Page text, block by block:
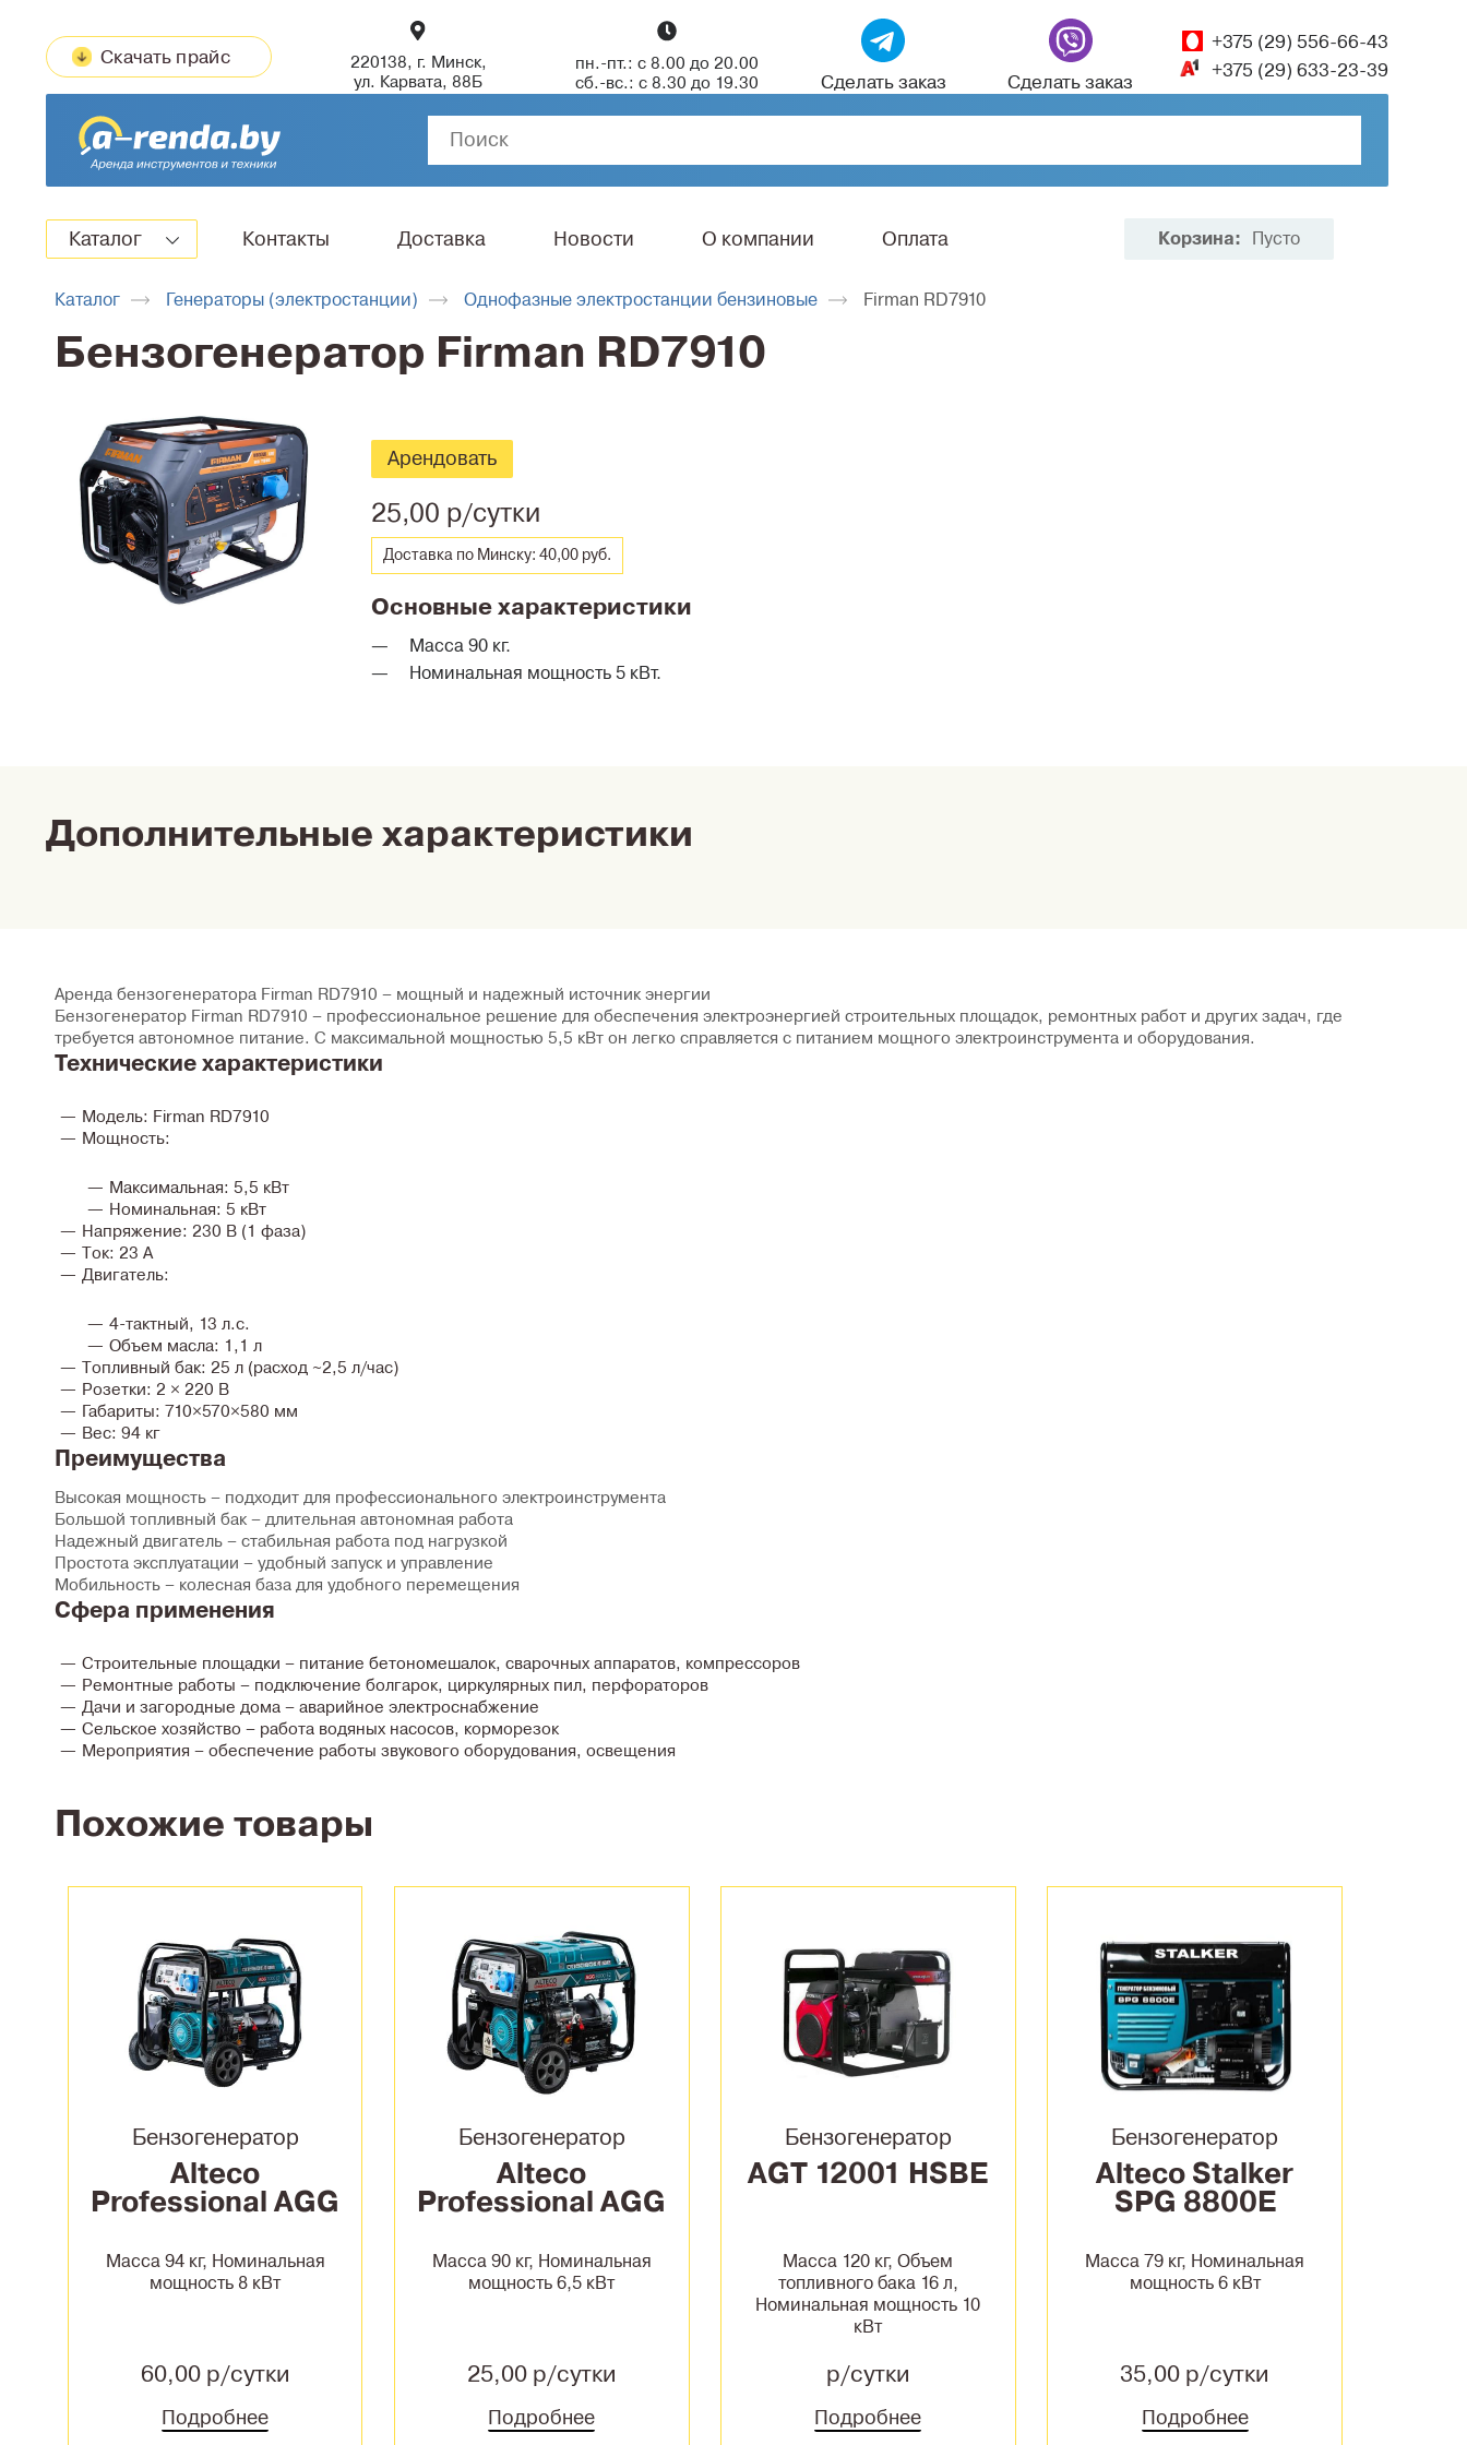
Скачать прайс
220138, г. Минск,
ул. Карвата, 88Б
пн.-пт.: с 8.00 до 20.00
сб.-вс.: с 8.30 до 19.30
Сделать заказ Сделать заказ
+375 (29) 556-66-43
+375 (29) 633-23-39
Каталог Контакты Доставка Новости О компании Оплата Корзина: Пусто
Каталог Генераторы (электростанции) Однофазные электростанции бензиновые Firman RD7910
Бензогенератор Firman RD7910
Арендовать
25,00 р/сутки
Доставка по Минску: 40,00 руб.
Основные характеристики
Масса 90 кг.
Номинальная мощность 5 кВт.
Дополнительные характеристики
Аренда бензогенератора Firman RD7910 – мощный и надежный источник энергии
Бензогенератор Firman RD7910 – профессиональное решение для обеспечения электроэнергией строительных площадок, ремонтных работ и других задач, где
требуется автономное питание. С максимальной мощностью 5,5 кВтон легко справляется с питанием мощного электроинструмента и оборудования.
Технические характеристики
Модель: Firman RD7910
Мощность:
Максимальная: 5,5 кВт
Номинальная: 5 кВт
Напряжение: 230 В (1 фаза)
Ток: 23 А
Двигатель:
4-тактный, 13 л.с.
Объем масла: 1,1 л
Топливный бак: 25 л(расход ~2,5 л/час)
Розетки: 2 × 220 В
Габариты: 710×570×580 мм
Вес: 94 кг
Преимущества
Высокая мощность– подходит для профессионального электроинструмента
Большой топливный бак– длительная автономная работа
Надежный двигатель– стабильная работа под нагрузкой
Простота эксплуатации – удобный запуск и управление
Мобильность– колесная база для удобного перемещения
Сфера применения
Строительные площадки – питание бетономешалок, сварочных аппаратов, компрессоров
Ремонтные работы – подключение болгарок, циркулярных пил, перфораторов
Дачи и загородные дома– аварийное электроснабжение
Сельское хозяйство – работа водяных насосов, корморезок
Мероприятия – обеспечение работы звукового оборудования, освещения
Похожие товары
Бензогенератор
Alteco
Professional AGG
Масса 94 кг, Номинальная
мощность 8 кВт
Подробнее
60,00 р/сутки
Бензогенератор
Alteco
Professional AGG
Масса 90 кг, Номинальная
мощность 6,5 кВт
Подробнее
25,00 р/сутки
Бензогенератор
AGT 12001 HSBE
Масса 120 кг, Объем
топливного бака 16 л,
Номинальная мощность 10
кВт
Подробнее
р/сутки
Бензогенератор
Alteco Stalker
SPG 8800E
Масса 79 кг, Номинальная
мощность 6 кВт
Подробнее
35,00 р/сутки